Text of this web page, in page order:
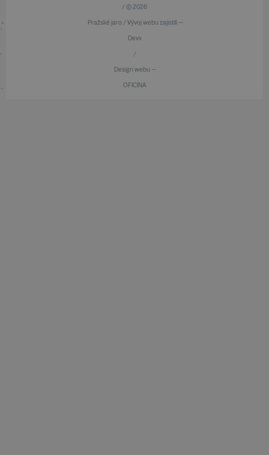
/ © 2026
Pražské jaro / Vývoj webu zajistili —
Devx
/
Design webu —
OFICINA